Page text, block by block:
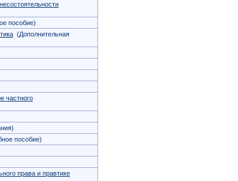
пособие)
(Дополнительная
частного
пособие)
права и правтике